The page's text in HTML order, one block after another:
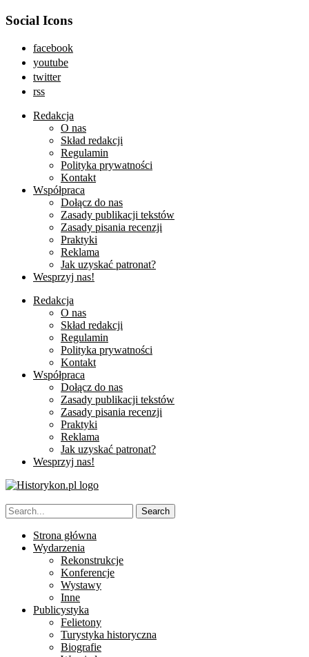
Social Icons
facebook
youtube
twitter
rss
Redakcja
O nas
Skład redakcji
Regulamin
Polityka prywatności
Kontakt
Współpraca
Dołącz do nas
Zasady publikacji tekstów
Zasady pisania recenzji
Praktyki
Reklama
Jak uzyskać patronat?
Wesprzyj nas!
Redakcja
O nas
Skład redakcji
Regulamin
Polityka prywatności
Kontakt
Współpraca
Dołącz do nas
Zasady publikacji tekstów
Zasady pisania recenzji
Praktyki
Reklama
Jak uzyskać patronat?
Wesprzyj nas!
Strona główna
Wydarzenia
Rekonstrukcje
Konferencje
Wystawy
Inne
Publicystyka
Felietony
Turystyka historyczna
Biografie